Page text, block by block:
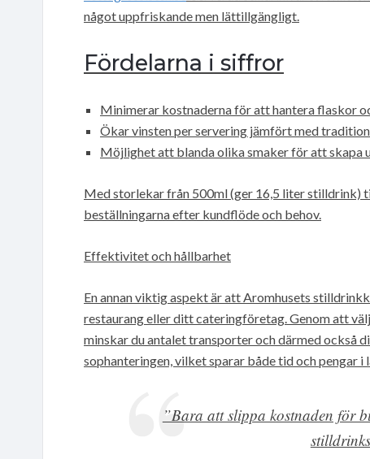
något uppfriskande men lättillgängligt.
Fördelarna i siffror
Minimerar kostnaderna för att hantera flaskor
Ökar vinsten per servering jämfört med
Möjlighet att blanda olika smaker för att skapa
Med storlekar från 500ml (ger 16,5 liter stilldrink)
beställningarna efter kundflöde och behov.
Effektivitet och hållbarhet
En annan viktig aspekt är att Aromhusets
restaurang eller ditt cateringföretag. Genom att
minskar du antalet transporter och därmed också
sophanteringen, vilket sparar både tid och pengar i
”Bara att slippa kostnaden för